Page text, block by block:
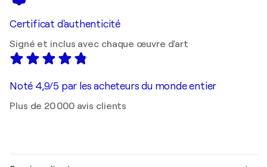
Certificat d'authenticité
Signé et inclus avec chaque œuvre d'art
Noté 4,9/5 par les acheteurs du monde entier
Plus de 20 000 avis clients